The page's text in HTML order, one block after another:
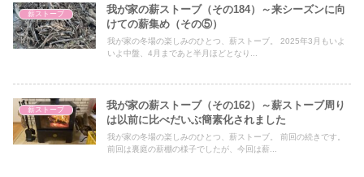
薪ストーブ
我が家の薪ストーブ（その184）～来シーズンに向
けての薪集め（その⑤）
我が家の冬場の楽しみのひとつ、薪ストーブ。 2025年3月もいよ
いよ中盤、4月まであと半月ほどとなり...
薪ストーブ
我が家の薪ストーブ（その162）～薪ストーブ周り
は以前に比べだいぶ簡素化されました
我が家の冬場の楽しみのひとつ、薪ストーブ。 前回の続きです。
前回は裏庭の薪棚の様子でしたが、今回は薪...